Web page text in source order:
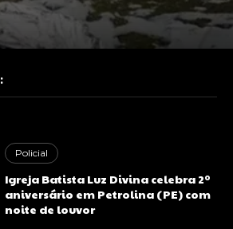
Policial
Igreja Batista Luz Divina celebra 2º
aniversário em Petrolina (PE) com
noite de louvor